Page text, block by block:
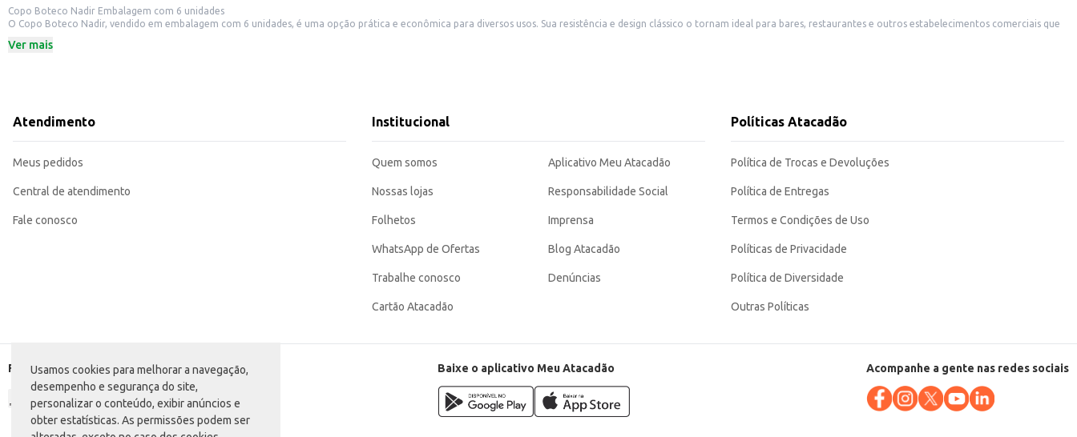
Usamos cookies para melhorar a navegação,
desempenho e segurança do site,
personalizar o conteúdo, exibir anúncios e
obter estatísticas. As permissões podem ser
Copo Boteco Nadir Embalagem com 6 unidades
O Copo Boteco Nadir, vendido em embalagem com 6 unidades, é uma opção prática e econômica para diversos usos. Sua resistência e design clássico o tornam ideal para bares, restaurantes e outros estabelecimentos comerciais que
Dicas de uso:
A embalagem com 6 unidades facilita o manuseio, transporte e armazenamento, tornando-o uma opção conveniente para o atacado e varejo. A escolha inteligente para quem busca praticidade, resistência e um bom custo-benefício.
Marca: Nadir
Departamento: Utilidades domésticas
Conteúdo: 6 unidades
Ver mais
Atendimento
Meus pedidos
Central de atendimento
Fale conosco
Institucional
Quem somos
Nossas lojas
Folhetos
WhatsApp de Ofertas
Trabalhe conosco
Cartão Atacadão
Aplicativo Meu Atacadão
Responsabilidade Social
Imprensa
Blog Atacadão
Denúncias
Políticas Atacadão
Política de Trocas e Devoluções
Política de Entregas
Termos e Condições de Uso
Políticas de Privacidade
Política de Diversidade
Outras Políticas
Formas de pagamento Baixe o aplicativo Meu Atacadão Acompanhe a gente nas redes sociais